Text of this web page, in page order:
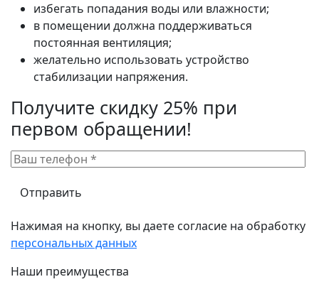
избегать попадания воды или влажности;
в помещении должна поддерживаться
постоянная вентиляция;
желательно использовать устройство
стабилизации напряжения.
Получите скидку 25% при
первом обращении!
Нажимая на кнопку, вы даете согласие на обработку
персональных данных
Наши преимущества